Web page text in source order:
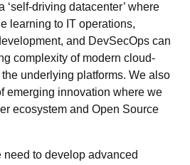
‘self-driving datacenter’ where
learning to IT operations,
and DevSecOps can
complexity of modern cloud-
underlying platforms. We also
emerging innovation where we
ecosystem and Open Source
to develop advanced